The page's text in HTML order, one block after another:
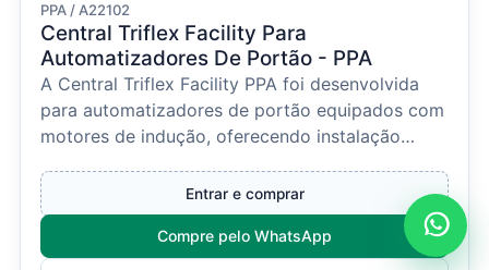
PPA / A22102
Central Triflex Facility Para
Automatizadores De Portão - PPA
A Central Triflex Facility PPA foi desenvolvida
para automatizadores de portão equipados com
motores de indução, oferecendo instalação
Entrar e comprar
Compre pelo WhatsApp